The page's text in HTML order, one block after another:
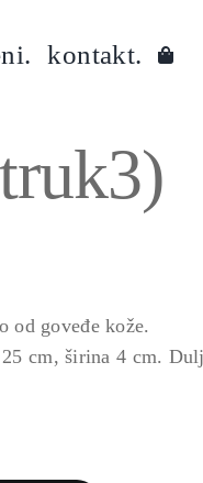
kontakt.
od goveđe kože.
cm, širina 4 cm.